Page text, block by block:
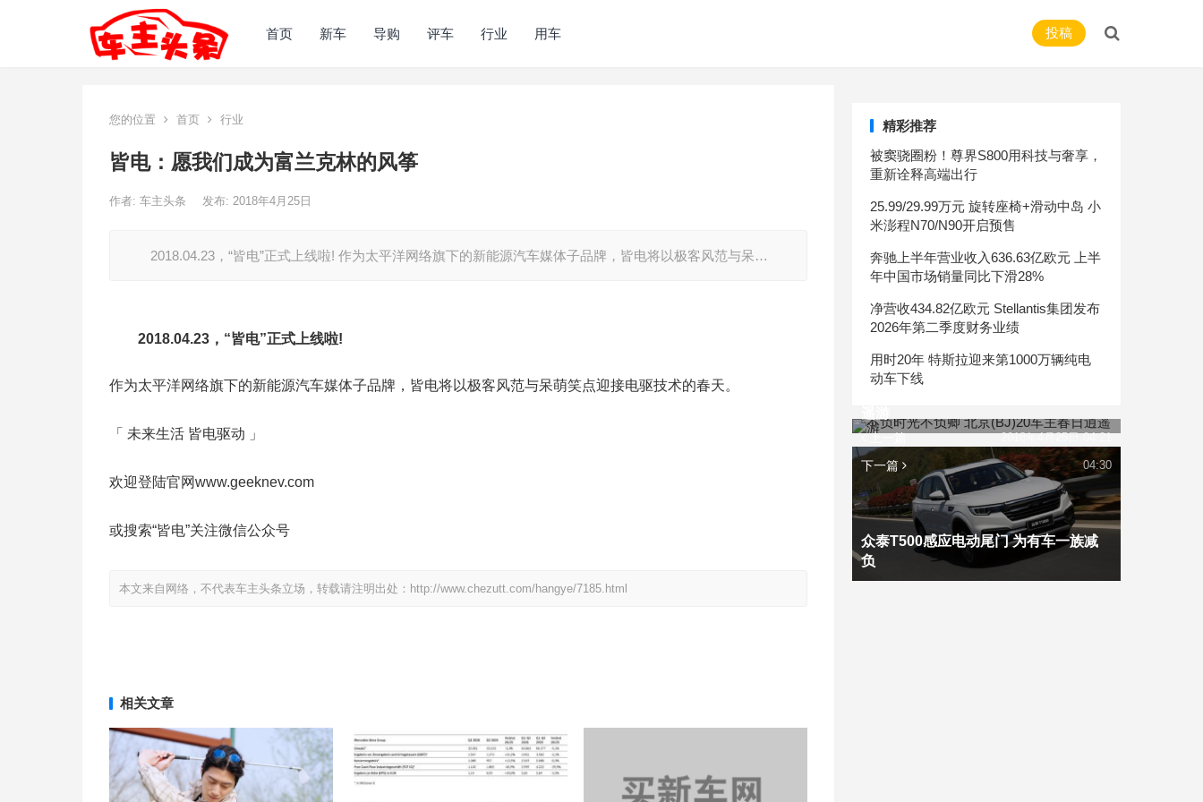
首页 新车 导购 评车 行业 用车 投稿
您的位置 首页 行业
皆电：愿我们成为富兰克林的风筝
作者: 车主头条 发布: 2018年4月25日
2018.04.23，“皆电”正式上线啦! 作为太平洋网络旗下的新能源汽车媒体子品牌，皆电将以极客风范与呆…
2018.04.23，“皆电”正式上线啦!
作为太平洋网络旗下的新能源汽车媒体子品牌，皆电将以极客风范与呆萌笑点迎接电驱技术的春天。
「 未来生活 皆电驱动 」
欢迎登陆官网www.geeknev.com
或搜索“皆电”关注微信公众号
本文来自网络，不代表车主头条立场，转载请注明出处：http://www.chezutt.com/hangye/7185.html
相关文章
精彩推荐
被窦骁圈粉！尊界S800用科技与奢享，
重新诠释高端出行
25.99/29.99万元 旋转座椅+滑动中岛 小
米澎程N70/N90开启预售
奔驰上半年营业收入636.63亿欧元 上半
年中国市场销量同比下滑28%
净营收434.82亿欧元 Stellantis集团发布
2026年第二季度财务业绩
用时20年 特斯拉迎来第1000万辆纯电
动车下线
上一篇 2018年4月25日 04:21
下一篇
众泰T500感应电动尾门 为有车一族减
负
04:30